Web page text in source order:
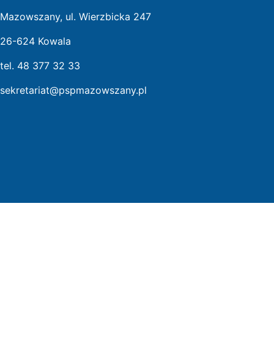
Mazowszany, ul. Wierzbicka 247
26-624 Kowala
tel. 48 377 32 33
sekretariat@pspmazowszany.pl